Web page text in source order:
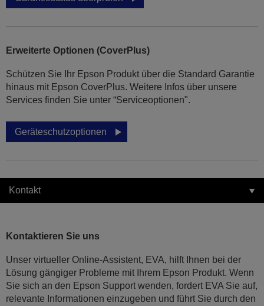
Erweiterte Optionen (CoverPlus)
Schützen Sie Ihr Epson Produkt über die Standard Garantie
hinaus mit Epson CoverPlus. Weitere Infos über unsere
Services finden Sie unter “Serviceoptionen".
Geräteschutzoptionen
Kontakt
Kontaktieren Sie uns
Unser virtueller Online-Assistent, EVA, hilft Ihnen bei der
Lösung gängiger Probleme mit Ihrem Epson Produkt. Wenn
Sie sich an den Epson Support wenden, fordert EVA Sie auf,
relevante Informationen einzugeben und führt Sie durch den